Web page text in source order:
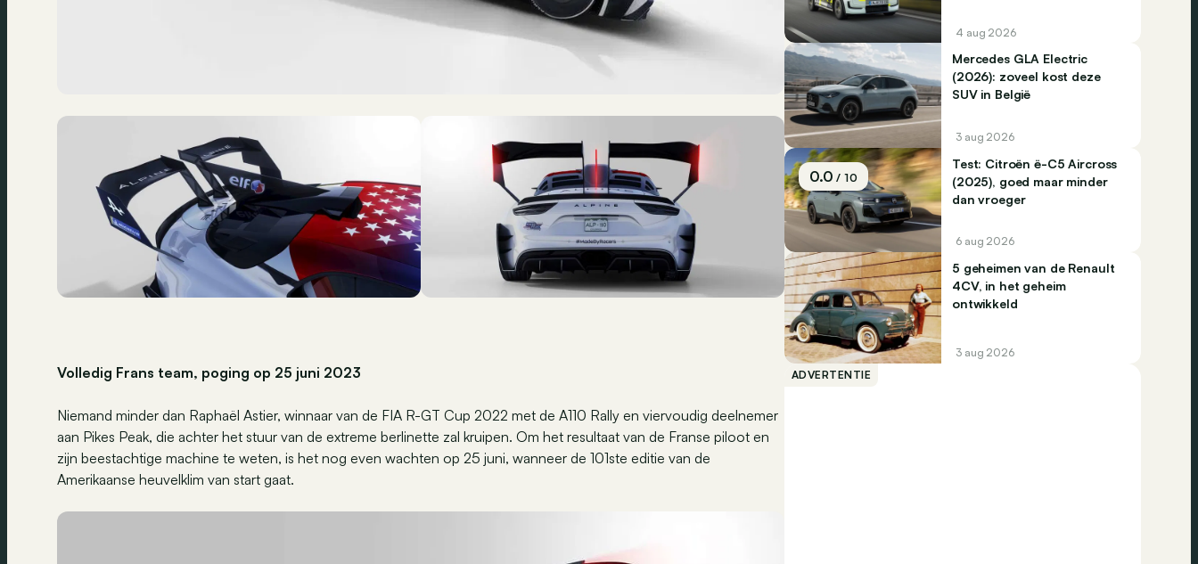
Volledig Frans team, poging op 25 juni 2023
Niemand minder dan Raphaël Astier, winnaar van de FIA R-GT Cup 2022 met de A110 Rally en viervoudig deelnemer
aan Pikes Peak, die achter het stuur van de extreme berlinette zal kruipen. Om het resultaat van de Franse piloot en
zijn beestachtige machine te weten, is het nog even wachten op 25 juni, wanneer de 101ste editie van de
Amerikaanse heuvelklim van start gaat.
4 aug 2026
Mercedes GLA Electric
(2026): zoveel kost deze
SUV in België
3 aug 2026
0.0/ 10
Test: Citroën ë-C5 Aircross
(2025), goed maar minder
dan vroeger
6 aug 2026
5 geheimen van de Renault
4CV, in het geheim
ontwikkeld
3 aug 2026
ADVERTENTIE